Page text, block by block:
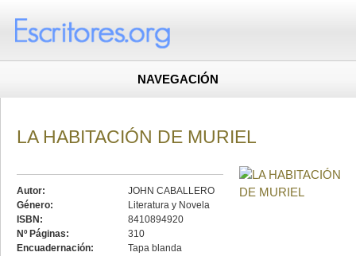
NAVEGACIÓN
LA HABITACIÓN DE MURIEL
Autor:
JOHN CABALLERO
Género:
Literatura y Novela
ISBN:
8410894920
Nº Páginas:
310
Encuadernación:
Tapa blanda